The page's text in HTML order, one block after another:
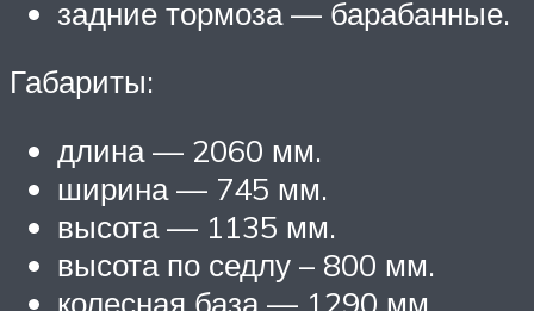
задние тормоза — барабанные.
Габариты:
длина — 2060 мм.
ширина — 745 мм.
высота — 1135 мм.
высота по седлу – 800 мм.
колесная база — 1290 мм.